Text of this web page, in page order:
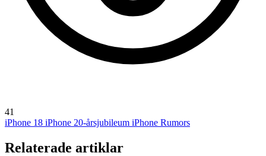
41
iPhone 18 iPhone 20-årsjubileum iPhone Rumors
Relaterade artiklar